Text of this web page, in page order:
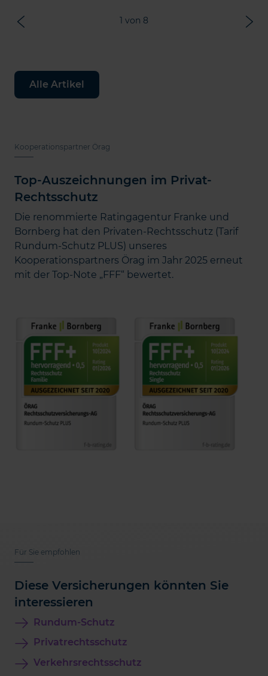
1 von 8
Alle Artikel
Kooperationspartner Örag
Top-Auszeichnungen im Privat-
Rechtsschutz
Die renommierte Ratingagentur Franke und
Bornberg hat den Privaten-Rechtsschutz (Tarif
Rundum-Schutz PLUS) unseres
Kooperationspartners Örag im Jahr 2025 erneut
mit der Top-Note „FFF“ bewertet.
Für Sie empfohlen
Diese Versicherungen könnten Sie
interessieren
Rundum-Schutz
Privatrechtsschutz
Verkehrsrechtsschutz